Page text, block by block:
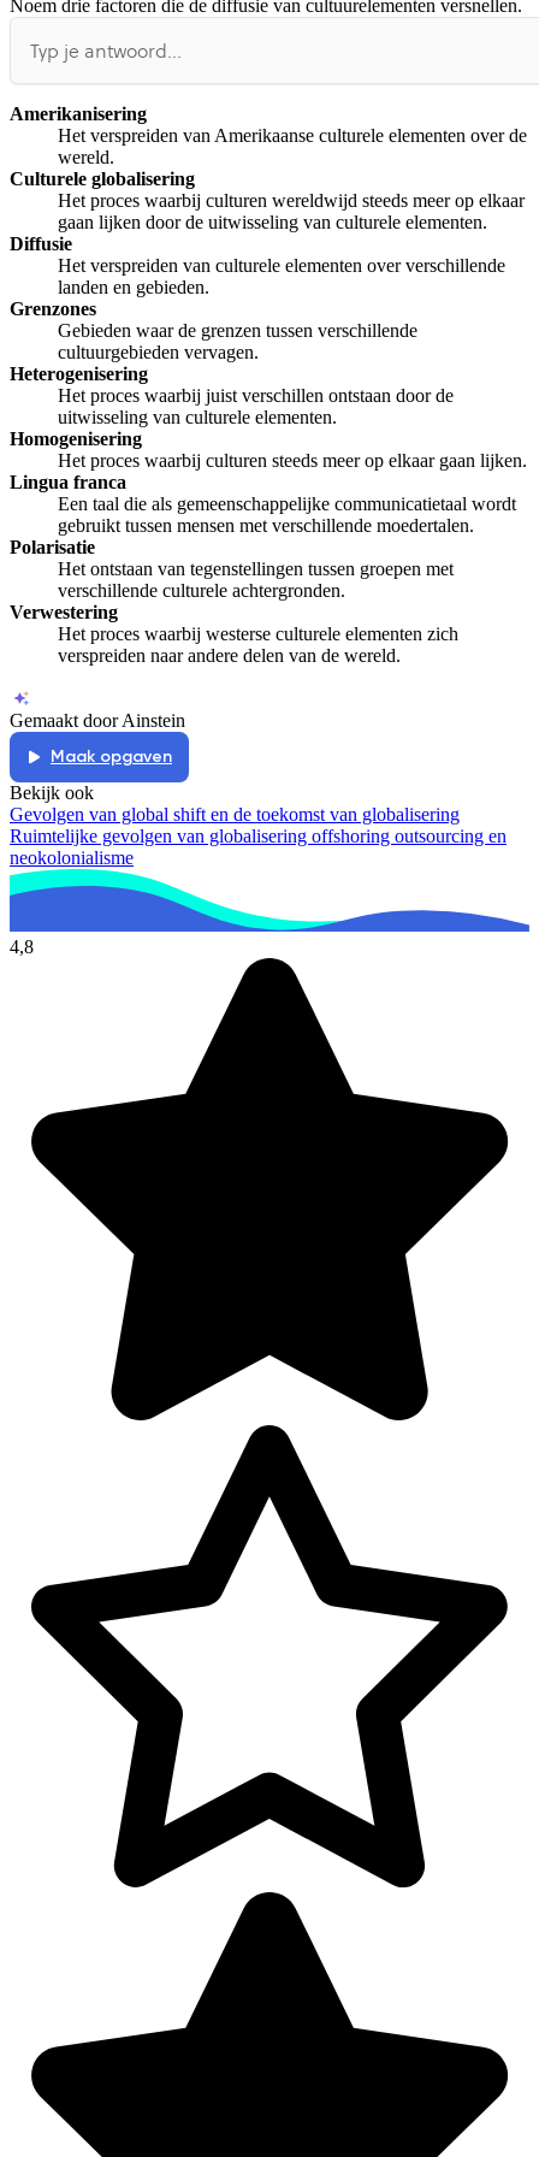
Noem drie factoren die de diffusie van cultuurelementen versnellen.
Amerikanisering
Het verspreiden van Amerikaanse culturele elementen over de
wereld.
Culturele globalisering
Het proces waarbij culturen wereldwijd steeds meer op elkaar
gaan lijken door de uitwisseling van culturele elementen.
Diffusie
Het verspreiden van culturele elementen over verschillende
landen en gebieden.
Grenzones
Gebieden waar de grenzen tussen verschillende
cultuurgebieden vervagen.
Heterogenisering
Het proces waarbij juist verschillen ontstaan door de
uitwisseling van culturele elementen.
Homogenisering
Het proces waarbij culturen steeds meer op elkaar gaan lijken.
Lingua franca
Een taal die als gemeenschappelijke communicatietaal wordt
gebruikt tussen mensen met verschillende moedertalen.
Polarisatie
Het ontstaan van tegenstellingen tussen groepen met
verschillende culturele achtergronden.
Verwestering
Het proces waarbij westerse culturele elementen zich
verspreiden naar andere delen van de wereld.
Gemaakt door Ainstein
Maak opgaven
Bekijk ook
Gevolgen van global shift en de toekomst van globalisering
Ruimtelijke gevolgen van globalisering offshoring outsourcing en
neokolonialisme
4,8